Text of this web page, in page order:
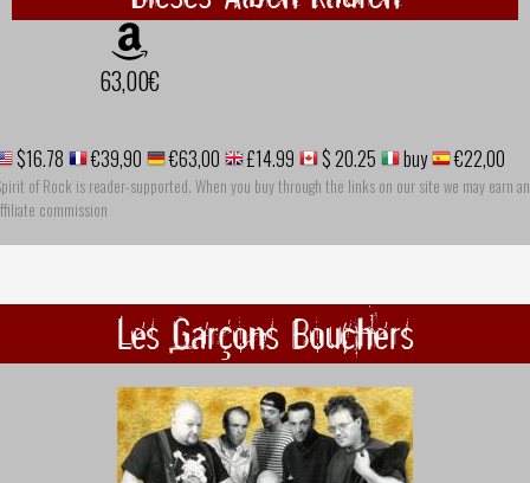
63,00€
$16.78 €39,90 €63,00 £14.99 $ 20.25 buy €22,00
of Rock is reader-supported. When you buy through the links on our site we may earn an
commission
Les Garçons Bouchers